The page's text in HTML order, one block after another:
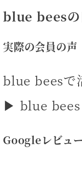
blue beesの
実際の会員の声
blue beesで
▶ blue bees
Googleレビュ